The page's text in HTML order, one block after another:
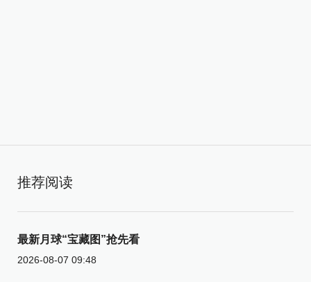
推荐阅读
最新月球“宝藏图”抢先看
2026-08-07 09:48